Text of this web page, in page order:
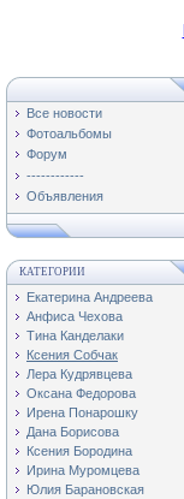
Все новости
Фотоальбомы
Форум
------------
Объявления
КАТЕГОРИИ
Екатерина Андреева
Анфиса Чехова
Тина Канделаки
Ксения Собчак
Лера Кудрявцева
Оксана Федорова
Ирена Понарошку
Дана Борисова
Ксения Бородина
Ирина Муромцева
Юлия Барановская